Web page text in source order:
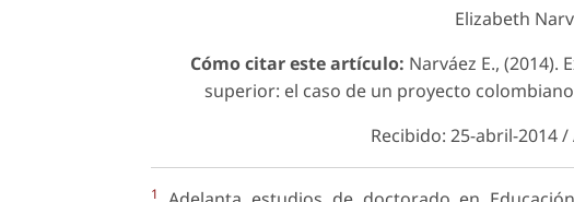
Elizabeth
Cómo citar este artículo: Narváez E., (2014).
superior: el caso de un proyecto
Recibido: 25-abril-2014
1